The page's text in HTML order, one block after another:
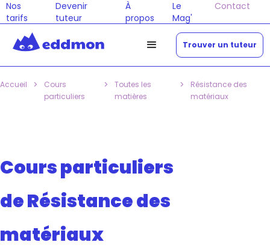
Nos
tarifs
Devenir
tuteur
À
propos
Le
Mag'
Contact
Trouver un tuteur
Accueil >
Cours
particuliers
>
Toutes les
matières
>
Résistance des
matériaux
Cours particuliers
de Résistance des
matériaux